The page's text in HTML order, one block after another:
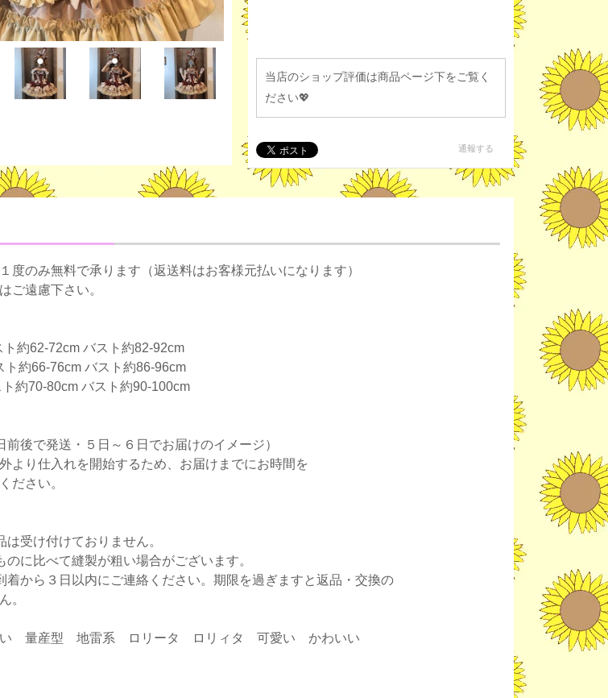
当店のショップ評価は商品ページ下をご覧く
ださい💖
通報する
度のみ無料で承ります（返送料はお客様元払いになります）
ご遠慮下さい。
ト約62-72cm バスト約82-92cm
ト約66-76cm バスト約86-96cm
ト約70-80cm バスト約90-100cm
後で発送・５日～６日でお届けのイメージ）
より仕入れを開始するため、お届けまでにお時間を
ださい。
受け付けておりません。
に比べて縫製が粗い場合がございます。
着から３日以内にご連絡ください。期限を過ぎますと返品・交換の
。
い 量産型 地雷系 ロリータ ロリィタ 可愛い かわいい